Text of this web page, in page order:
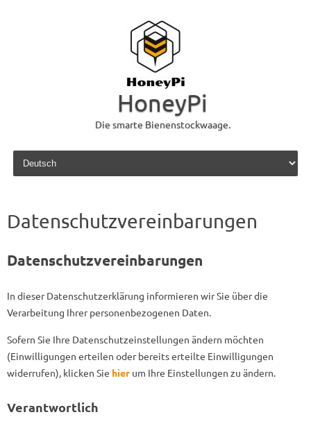
HoneyPi
Die smarte Bienenstockwaage.
Skip to content
Datenschutzvereinbarungen
Datenschutzvereinbarungen
In dieser Datenschutzerklärung informieren wir Sie über die
Verarbeitung Ihrer personenbezogenen Daten.
Sofern Sie Ihre Datenschutzeinstellungen ändern möchten
(Einwilligungen erteilen oder bereits erteilte Einwilligungen
widerrufen), klicken Sie hier um Ihre Einstellungen zu ändern.
Verantwortlich